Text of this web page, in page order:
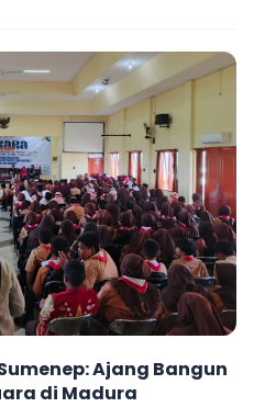
Sumenep: Ajang Bangun
di Madura